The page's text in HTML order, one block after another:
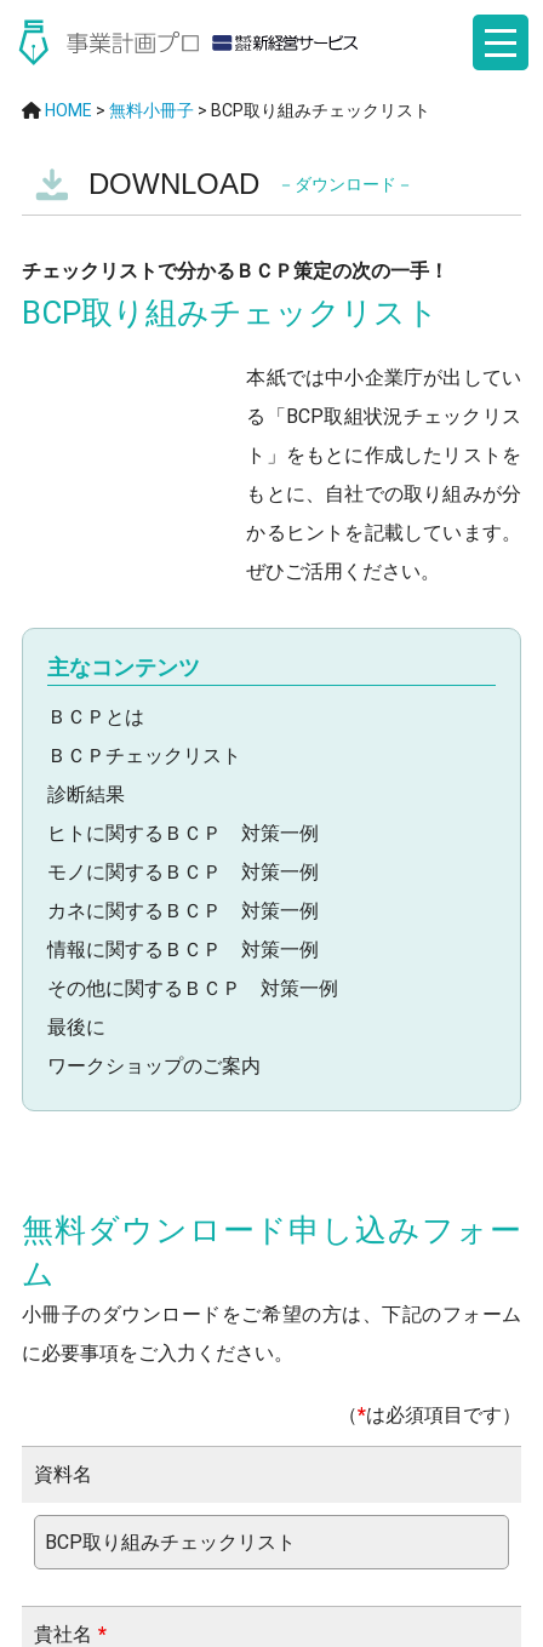
HOME > 無料小冊子> BCP取り組みチェックリスト
DOWNLOAD －ダウンロード－
チェックリストで分かるＢＣＰ策定の次の一手！
BCP取り組みチェックリスト
本紙では中小企業庁が出してい
る「BCP取組状況チェックリス
ト」をもとに作成したリストを
もとに、自社での取り組みが分
かるヒントを記載しています。
ぜひご活用ください。
主なコンテンツ
ＢＣＰとは
ＢＣＰチェックリスト
診断結果
ヒトに関するＢＣＰ 対策一例
モノに関するＢＣＰ 対策一例
カネに関するＢＣＰ 対策一例
情報に関するＢＣＰ 対策一例
その他に関するＢＣＰ 対策一例
最後に
ワークショップのご案内
無料ダウンロード申し込みフォー
ム
小冊子のダウンロードをご希望の方は、下記のフォーム
に必要事項をご入力ください。
（*は必須項目です）
資料名
貴社名 *